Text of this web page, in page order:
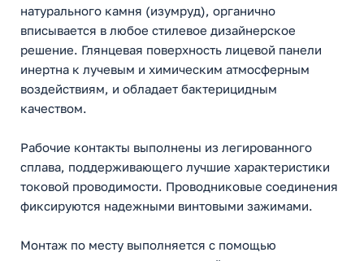
натурального камня (изумруд), органично
вписывается в любое стилевое дизайнерское
решение. Глянцевая поверхность лицевой панели
инертна к лучевым и химическим атмосферным
воздействиям, и обладает бактерицидным
качеством.
Рабочие контакты выполнены из легированного
сплава, поддерживающего лучшие характеристики
токовой проводимости. Проводниковые соединения
фиксируются надежными винтовыми зажимами.
Монтаж по месту выполняется с помощью